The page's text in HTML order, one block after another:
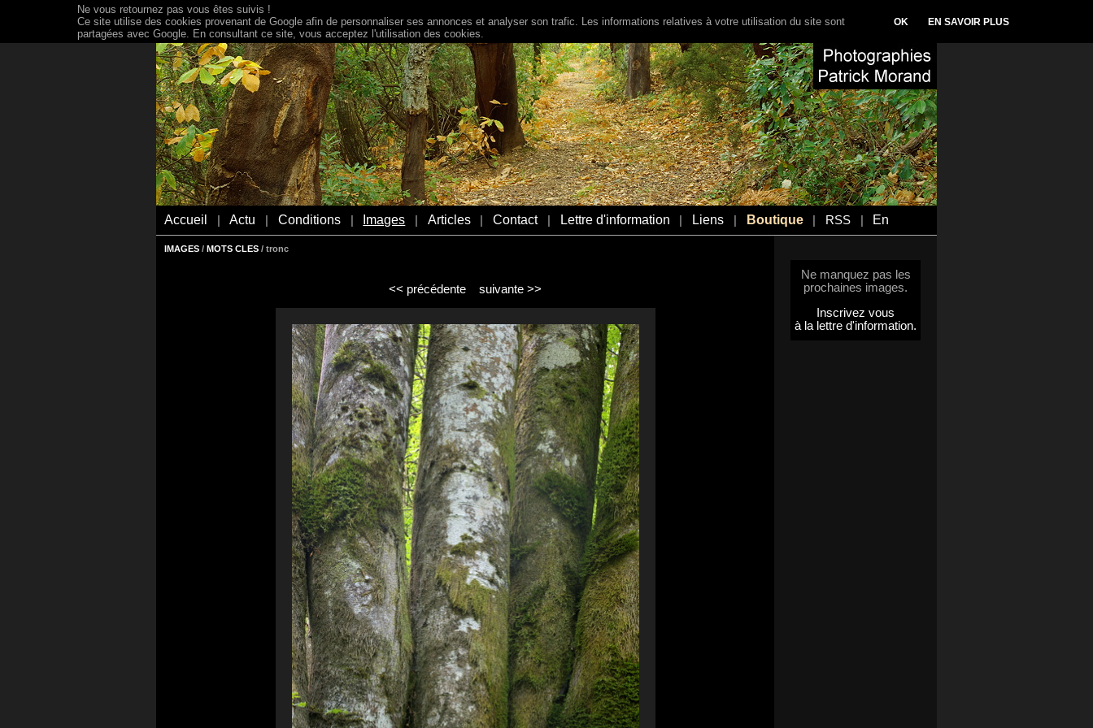
Accueil Actu Conditions Images Articles Contact Lettre d'information Liens Boutique RSS En
IMAGES / MOTS CLES / tronc
<< précédente suivante >>
Ne manquez pas les
prochaines images.
Inscrivez vous
à la lettre d'information.
Ne vous retournez pas vous êtes suivis !
Ce site utilise des cookies provenant de Google afin de personnaliser ses annonces et analyser son trafic. Les informations relatives à votre utilisation du site sont
partagées avec Google. En consultant ce site, vous acceptez l'utilisation des cookies.
OK EN SAVOIR PLUS